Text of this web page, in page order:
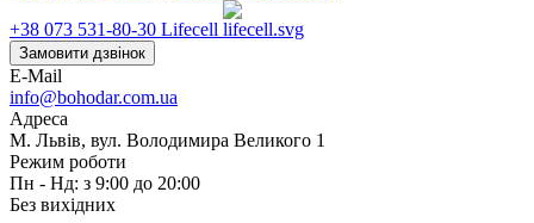
+38 073 531-80-30 Lifecell
Замовити дзвінок
E-Mail
info@bohodar.com.ua
Адреса
М. Львів, вул. Володимира Великого 1
Режим роботи
Пн - Нд: з 9:00 до 20:00
Без вихідних